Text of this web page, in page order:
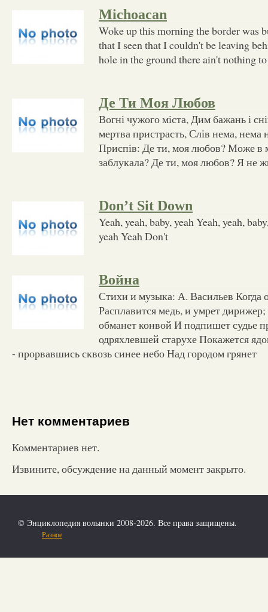
Michoacan
Woke up this morning the border was
that I seen that I couldn't be leaving
hole in the ground there ain't nothing to
Де Ти Моя Любов
Вогні чужого міста, Дим бажань і
мертва пристрасть, Слів нема, нема
Приспів: Де ти, моя любов? Може в
заблукала? Де ти, моя любов? Я не
Don’t Sit Down
Yeah, yeah, baby, yeah Yeah, yeah,
yeah Yeah Don't
Война
Стихи и музыка: А. Васильев Когда
Расплавится медь, и умрет
обманет конвой И подпишет судье
одряхлевшей старухе Покажется
- прорвавшись сквозь синее небо Над городом грянет
Нет комментариев
Комментариев нет.
Извините, обсуждение на данный момент закрыто.
© Энциклопедия волынки 2008-2026. Все права защищены.
Разное